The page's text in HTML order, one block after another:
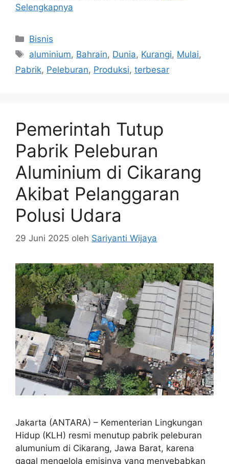
Selengkapnya
Kategori
Bisnis
Tag
aluminium, Bahrain, Dunia, Kurangi, Mulai,
Pabrik, Peleburan, Produksi, terbesar
Pemerintah Tutup
Pabrik Peleburan
Aluminium di Cikarang
Akibat Pelanggaran
Polusi Udara
29 Juni 2025 oleh Sariyanti Wijaya
Jakarta (ANTARA) – Kementerian Lingkungan
Hidup (KLH) resmi menutup pabrik peleburan
alumunium di Cikarang, Jawa Barat, karena
gagal mengelola emisinya yang menyebabkan